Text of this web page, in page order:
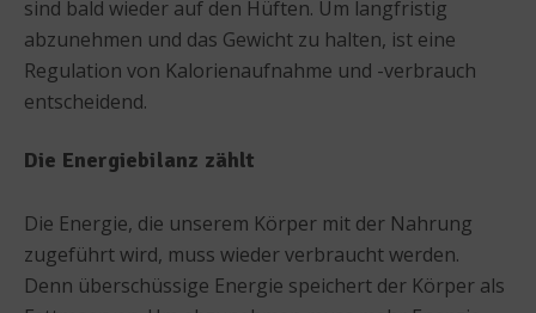
sind bald wieder auf den Hüften. Um langfristig
abzunehmen und das Gewicht zu halten, ist eine
Regulation von Kalorienaufnahme und -verbrauch
entscheidend.
Die Energiebilanz zählt
Die Energie, die unserem Körper mit der Nahrung
zugeführt wird, muss wieder verbraucht werden.
Denn überschüssige Energie speichert der Körper als